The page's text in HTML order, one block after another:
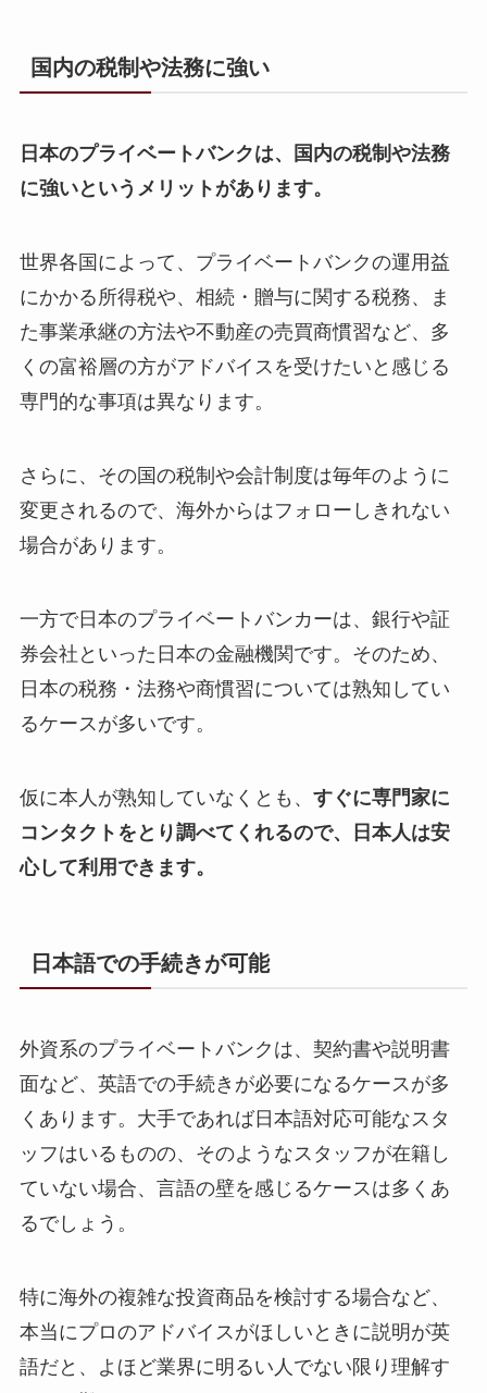
国内の税制や法務に強い
日本のプライベートバンクは、国内の税制や法務
に強いというメリットがあります。
世界各国によって、プライベートバンクの運用益
にかかる所得税や、相続・贈与に関する税務、ま
た事業承継の方法や不動産の売買商慣習など、多
くの富裕層の方がアドバイスを受けたいと感じる
専門的な事項は異なります。
さらに、その国の税制や会計制度は毎年のように
変更されるので、海外からはフォローしきれない
場合があります。
一方で日本のプライベートバンカーは、銀行や証
券会社といった日本の金融機関です。そのため、
日本の税務・法務や商慣習については熟知してい
るケースが多いです。
仮に本人が熟知していなくとも、 すぐに専門家に
コンタクトをとり調べてくれるので、日本人は安
心して利用できます。
日本語での手続きが可能
外資系のプライベートバンクは、契約書や説明書
面など、英語での手続きが必要になるケースが多
くあります。大手であれば日本語対応可能なスタ
ッフはいるものの、そのようなスタッフが在籍し
ていない場合、言語の壁を感じるケースは多くあ
るでしょう。
特に海外の複雑な投資商品を検討する場合など、
本当にプロのアドバイスがほしいときに説明が英
語だと、よほど業界に明るい人でない限り理解す